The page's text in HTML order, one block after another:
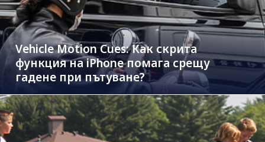
Vehicle Motion Cues: Как скрита
функция на iPhone помага срещу
гадене при пътуване?